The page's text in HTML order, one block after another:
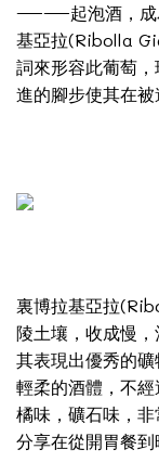
——起泡酒，成為
基亞拉(Ribolla
詞來形容此葡萄
進的腳步使其在被
裏博拉基亞拉
陵土壤，收成慢
其表現出優秀的
輕柔的酒體，不
橘味，礦石味，
分享在從開胃餐到